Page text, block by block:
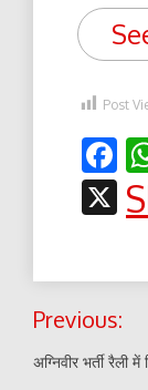
Post
X
Post
Previous:
अग्निवीर भर्ती रैली